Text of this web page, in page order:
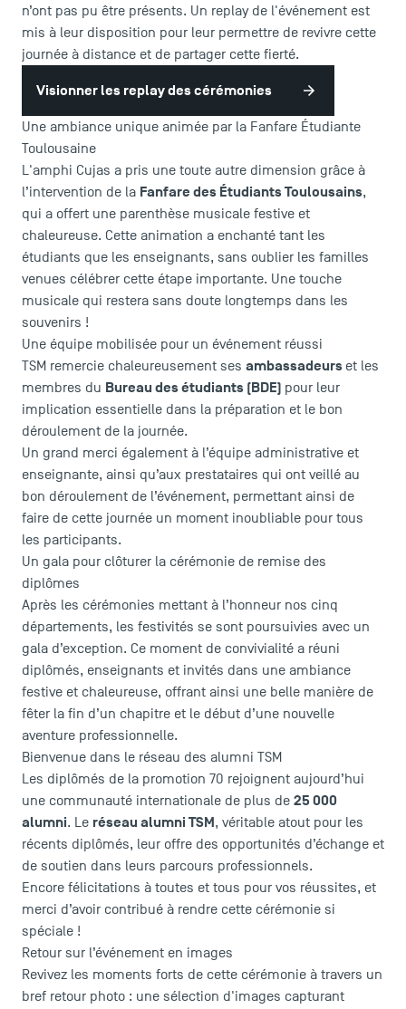
LES INDISPENSABLES
Le corps professoral
Campus tour
Accréditations
n’ont pas pu être présents. Un replay de l'événement est
mis à leur disposition pour leur permettre de revivre cette
journée à distance et de partager cette fierté.
Visionner les replay des cérémonies
Une ambiance unique animée par la Fanfare Étudiante
Toulousaine
L'amphi Cujas a pris une toute autre dimension grâce à
l’intervention de la Fanfare des Étudiants Toulousains,
qui a offert une parenthèse musicale festive et
chaleureuse. Cette animation a enchanté tant les
étudiants que les enseignants, sans oublier les familles
venues célébrer cette étape importante. Une touche
musicale qui restera sans doute longtemps dans les
souvenirs !
Une équipe mobilisée pour un événement réussi
TSM remercie chaleureusement ses ambassadeurs et les
membres du Bureau des étudiants (BDE) pour leur
implication essentielle dans la préparation et le bon
déroulement de la journée.
Un grand merci également à l’équipe administrative et
enseignante, ainsi qu’aux prestataires qui ont veillé au
bon déroulement de l’événement, permettant ainsi de
faire de cette journée un moment inoubliable pour tous
les participants.
Un gala pour clôturer la cérémonie de remise des
diplômes
Après les cérémonies mettant à l’honneur nos cinq
départements, les festivités se sont poursuivies avec un
gala d’exception. Ce moment de convivialité a réuni
diplômés, enseignants et invités dans une ambiance
festive et chaleureuse, offrant ainsi une belle manière de
fêter la fin d’un chapitre et le début d’une nouvelle
aventure professionnelle.
Bienvenue dans le réseau des alumni TSM
Les diplômés de la promotion 70 rejoignent aujourd’hui
une communauté internationale de plus de 25 000
alumni. Le réseau alumni TSM, véritable atout pour les
récents diplômés, leur offre des opportunités d’échange et
de soutien dans leurs parcours professionnels.
Encore félicitations à toutes et tous pour vos réussites, et
merci d’avoir contribué à rendre cette cérémonie si
spéciale !
Retour sur l’événement en images
Revivez les moments forts de cette cérémonie à travers un
bref retour photo : une sélection d'images capturant